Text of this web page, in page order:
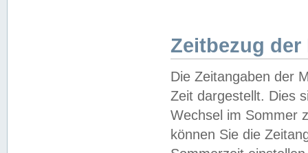
Zeitbezug der
Die Zeitangaben der
Zeit dargestellt. Dies
Wechsel im Sommer
können Sie die